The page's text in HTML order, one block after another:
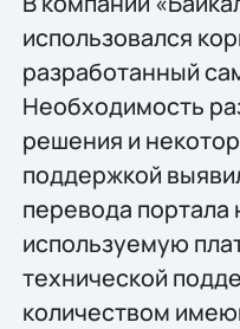
использовался
разработанный
Необходимость
решения и
поддержкой
перевода портала
используемую
технической
количеством